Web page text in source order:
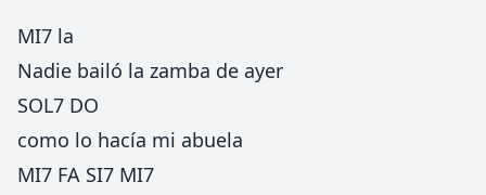
MI7 la
Nadie bailó la zamba de ayer
SOL7 DO
como lo hacía mi abuela
MI7 FA SI7 MI7